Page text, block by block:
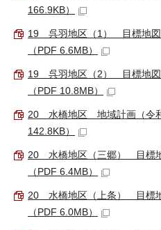
166.9KB）
19 呉羽地区（1） 目標地図
（PDF 6.6MB）
19 呉羽地区（2） 目標地図
（PDF 10.8MB）
20 水橋地区 地域計画（令
142.8KB）
20 水橋地区（三郷） 目標地
（PDF 6.4MB）
20 水橋地区（上条） 目標地
（PDF 6.0MB）